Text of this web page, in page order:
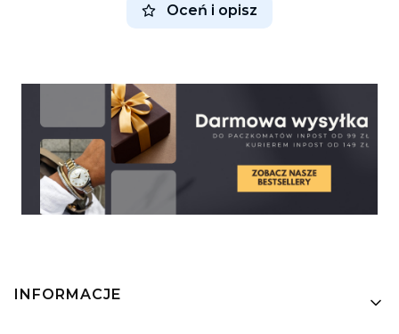
Oceń i opisz
Linki w stopce
INFORMACJE